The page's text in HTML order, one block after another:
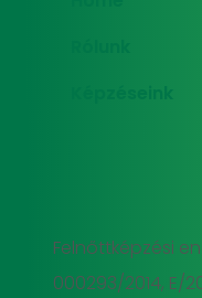
Felnőttképzési
000293/2014, E/